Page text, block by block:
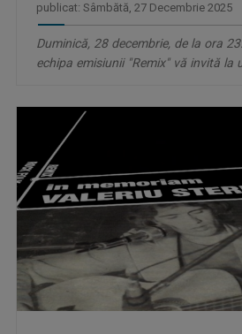
publicat: Sâmbătă, 27 Decembrie 2025
Duminică, 28 decembrie, de la ora
echipa emisiunii "Remix" vă invită la